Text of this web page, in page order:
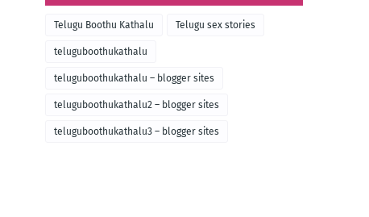
Telugu Boothu Kathalu Telugu sex stories
teluguboothukathalu
teluguboothukathalu – blogger sites
teluguboothukathalu2 – blogger sites
teluguboothukathalu3 – blogger sites